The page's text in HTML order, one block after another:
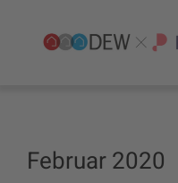
Februar 2020